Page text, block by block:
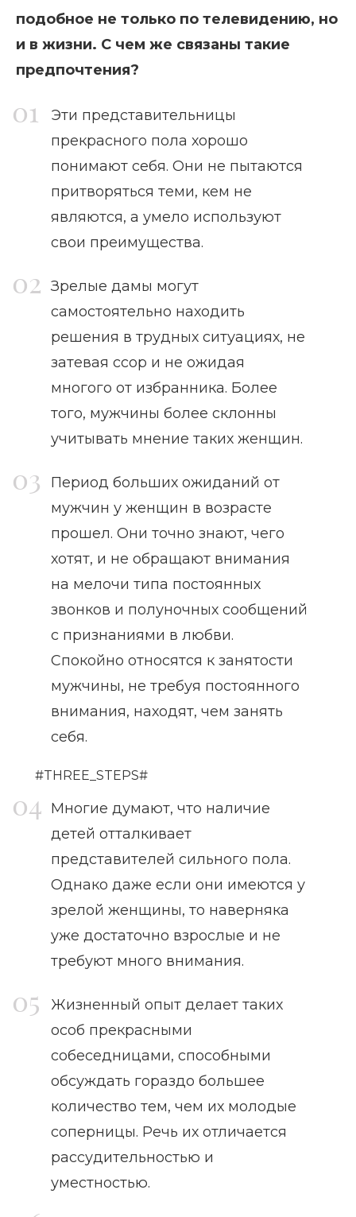
подобное не только по телевидению, но
и в жизни. С чем же связаны такие
предпочтения?
Эти представительницы
прекрасного пола хорошо
понимают себя. Они не пытаются
притворяться теми, кем не
являются, а умело используют
свои преимущества.
Зрелые дамы могут
самостоятельно находить
решения в трудных ситуациях, не
затевая ссор и не ожидая
многого от избранника. Более
того, мужчины более склонны
учитывать мнение таких женщин.
Период больших ожиданий от
мужчин у женщин в возрасте
прошел. Они точно знают, чего
хотят, и не обращают внимания
на мелочи типа постоянных
звонков и полуночных сообщений
с признаниями в любви.
Спокойно относятся к занятости
мужчины, не требуя постоянного
внимания, находят, чем занять
себя.
#THREE_STEPS#
Многие думают, что наличие
детей отталкивает
представителей сильного пола.
Однако даже если они имеются у
зрелой женщины, то наверняка
уже достаточно взрослые и не
требуют много внимания.
Жизненный опыт делает таких
особ прекрасными
собеседницами, способными
обсуждать гораздо большее
количество тем, чем их молодые
соперницы. Речь их отличается
рассудительностью и
уместностью.